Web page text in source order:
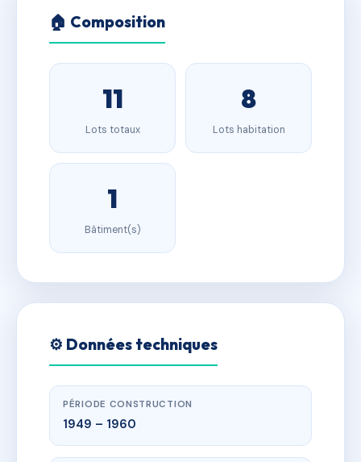
🏠 Composition
11
Lots totaux
8
Lots habitation
1
Bâtiment(s)
⚙️ Données techniques
PÉRIODE CONSTRUCTION
1949 – 1960